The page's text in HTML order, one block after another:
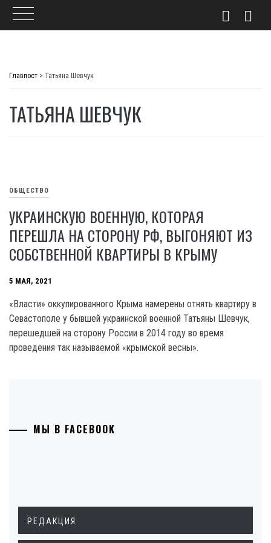
Главпост > Татьяна Шевчук
ТАТЬЯНА ШЕВЧУК
ОБЩЕСТВО
УКРАИНСКУЮ ВОЕННУЮ, КОТОРАЯ
ПЕРЕШЛА НА СТОРОНУ РФ, ВЫГОНЯЮТ ИЗ
СОБСТВЕННОЙ КВАРТИРЫ В КРЫМУ
5 МАЯ, 2021
«Власти» оккупированного Крыма намерены отнять квартиру в
Севастополе у бывшей украинской военной Татьяны Шевчук,
перешедшей на сторону России в 2014 году во время
проведения так называемой «крымской весны».
МЫ В FACEBOOK
РЕДАКЦИЯ